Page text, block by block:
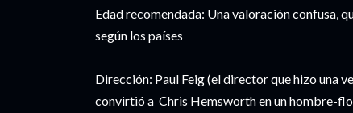
Edad recomendada: Una valoración confusa,
según los países
Dirección: Paul Feig (el director que hizo una
convirtió a Chris Hemsworth en un hombre-